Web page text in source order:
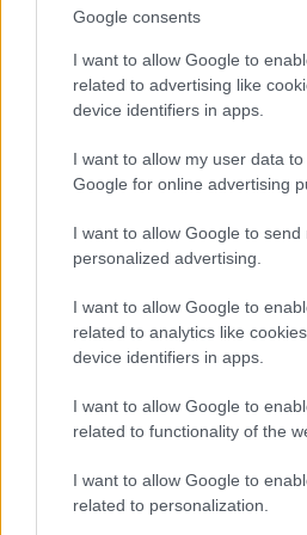
Google consents
I want to allow Google to
related to advertising like
device identifiers in apps.
I want to allow my user data
Google for online advertising
I want to allow Google to send
personalized advertising.
I want to allow Google to
related to analytics like
device identifiers in apps.
I want to allow Google to
related to functionality of the
I want to allow Google to
related to personalization.
10671, Αθήνα
Υπεύθυνη εκδηλώσεων:
Τηλ. 2103632057, e-mail:
Επιγραφικό Μουσείο
«Αρχαία Δίκτυα.
27, 28 Σεπτεμβρίου, ώρα
Θεματικές ξεναγήσεις σε
εκθέματα του
αφορούν σε συνθήκες
προξενικά ψηφίσματα με
τίτλο του προξένου σε
προσέφεραν σημαντικές
πόλη των Αθηνών.
Διεύθυνση χώρου